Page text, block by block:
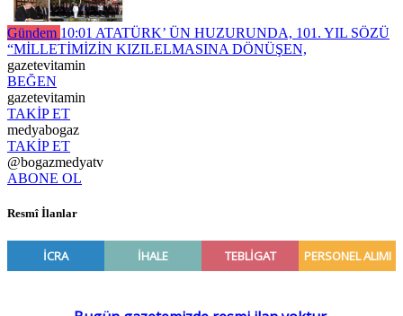
Gündem 10:01 ATATÜRK’ ÜN HUZURUNDA, 101. YIL SÖZÜ
“MİLLETİMİZİN KIZILELMASINA DÖNÜŞEN,
gazetevitamin
BEĞEN
gazetevitamin
TAKİP ET
medyabogaz
TAKİP ET
@bogazmedyatv
ABONE OL
Resmî İlanlar